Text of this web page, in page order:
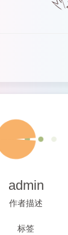
admin
作者描述
标签